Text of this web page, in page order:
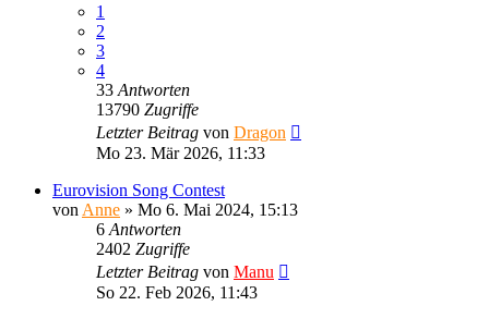
1
2
3
4
33 Antworten
13790 Zugriffe
Letzter Beitrag von Dragon
Mo 23. Mär 2026, 11:33
Eurovision Song Contest
von Anne » Mo 6. Mai 2024, 15:13
6 Antworten
2402 Zugriffe
Letzter Beitrag von Manu
So 22. Feb 2026, 11:43